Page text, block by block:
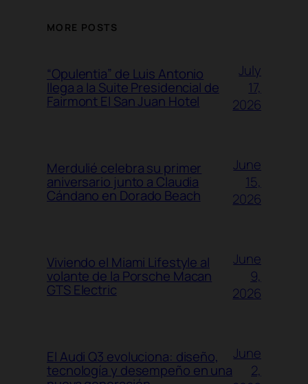
MORE POSTS
“Opulentia” de Luis Antonio
llega a la Suite Presidencial de
Fairmont El San Juan Hotel
July
17,
2026
Merdulié celebra su primer
aniversario junto a Claudia
Cándano en Dorado Beach
June
15,
2026
Viviendo el Miami Lifestyle al
volante de la Porsche Macan
GTS Electric
June
9,
2026
El Audi Q3 evoluciona: diseño,
tecnología y desempeño en una
June
2,